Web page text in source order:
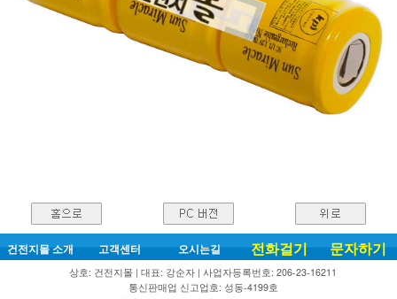
건전지몰 소개 고객센터 오시는길 전화걸기 문자하기
상호: 건전지몰 | 대표: 강순자 | 사업자등록번호: 206-23-16211
통신판매업 신고업호: 성동-4199호